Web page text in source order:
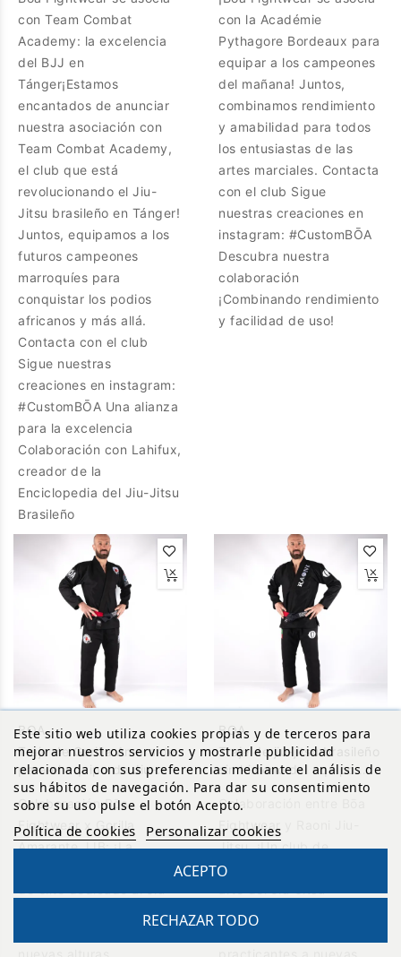
con Team Combat
Academy: la excelencia
del BJJ en
Tánger¡Estamos
encantados de anunciar
nuestra asociación con
Team Combat Academy,
el club que está
revolucionando el Jiu-
Jitsu brasileño en Tánger!
Juntos, equipamos a los
futuros campeones
marroquíes para
conquistar los podios
africanos y más allá.
Contacta con el club
Sigue nuestras
creaciones en instagram:
#CustomBŌA Una alianza
para la excelencia
Colaboración con Lahifux,
creador de la
Enciclopedia del Jiu-Jitsu
Brasileño
con la Académie
Pythagore Bordeaux para
equipar a los campeones
del mañana! Juntos,
combinamos rendimiento
y amabilidad para todos
los entusiastas de las
artes marciales. Contacta
con el club Sigue
nuestras creaciones en
instagram: #CustomBŌA
Descubra nuestra
colaboración
¡Combinando rendimiento
y facilidad de uso!
BOA
Traje de Gorilla Amarante
para el equipo de Jiu-
Jitsu brasileño y Nogi
Colaboración Bōa
Fightwear x Gorilla
Amarante JJB: ¡La
BOA
Traje de jiu-jitsu brasileño
sin kimono del equipo
Raoni
Colaboración entre Bōa
Fightwear y Raoni Jiu-
Jitsu. ¡Un club de
excelencia dedicado al
Este sitio web utiliza cookies propias y de terceros para
mejorar nuestros servicios y mostrarle publicidad
relacionada con sus preferencias mediante el análisis de
sus hábitos de navegación. Para dar su consentimiento
sobre su uso pulse el botón Acepto.
Política de cookies Personalizar cookies
RECHAZAR TODO
ACEPTO